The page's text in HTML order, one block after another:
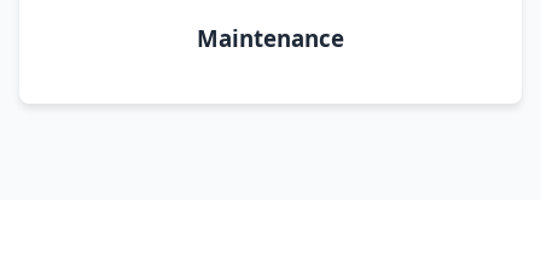
Maintenance